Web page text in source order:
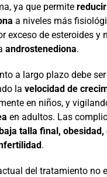
ya que permite
a niveles más
exceso de esteroides y
androstenediona.
a largo plazo debe
la velocidad de
en niños, y
en adultos. Las
talla final,
.
del tratamiento no